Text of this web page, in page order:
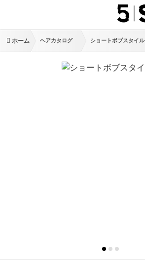
ホーム ヘアカタログ ショートボブスタイル